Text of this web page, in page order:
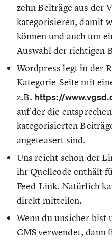
zehn Beiträge aus der
kategorisieren, damit
können und auch um
Auswahl der richtigen
Wordpress legt in der
Kategorie-Seite mit
z.B. https://
auf der die
kategorisierten
angeteasert sind.
Uns reicht schon der
ihr Quellcode enthält
Feed-Link. Natürlich
direkt mitteilen.
Wenn du unsicher bist
CMS verwendet, dann